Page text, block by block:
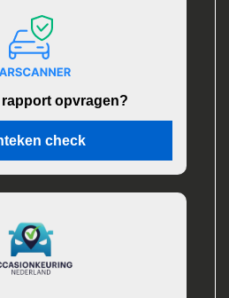
rapport opvragen?
check